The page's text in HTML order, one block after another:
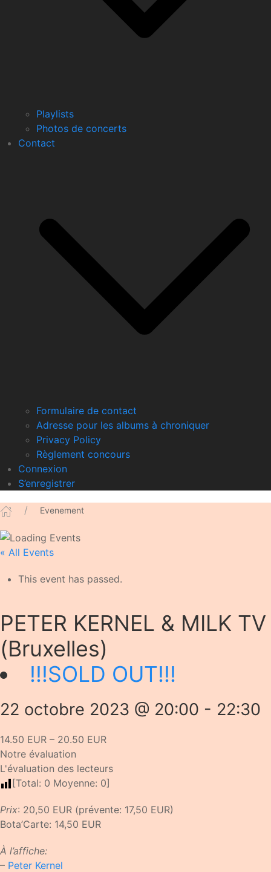
Playlists
Photos de concerts
Contact
Formulaire de contact
Adresse pour les albums à chroniquer
Privacy Policy
Règlement concours
Connexion
S’enregistrer
Evenement
« All Events
This event has passed.
PETER KERNEL & MILK TV
(Bruxelles)
!!!SOLD OUT!!!
22 octobre 2023 @ 20:00 - 22:30
14.50 EUR – 20.50 EUR
Notre évaluation
L'évaluation des lecteurs
[Total: 0 Moyenne: 0]
Prix: 20,50 EUR (prévente: 17,50 EUR)
Bota’Carte: 14,50 EUR
À l’affiche:
– Peter Kernel